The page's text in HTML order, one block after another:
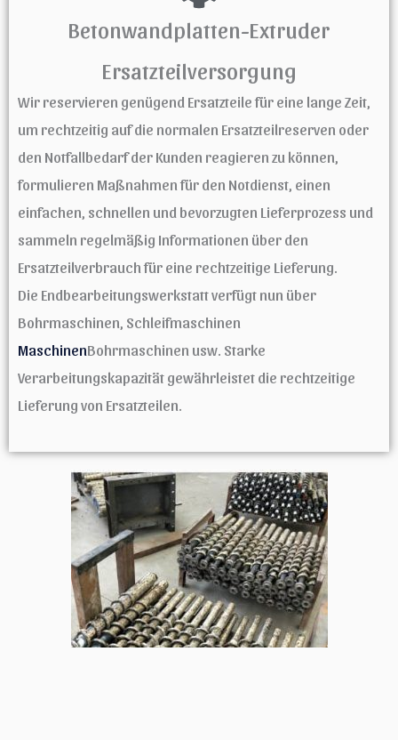
Betonwandplatten-Extruder
Ersatzteilversorgung
Wir reservieren genügend Ersatzteile für eine lange Zeit,
um rechtzeitig auf die normalen Ersatzteilreserven oder
den Notfallbedarf der Kunden reagieren zu können,
formulieren Maßnahmen für den Notdienst, einen
einfachen, schnellen und bevorzugten Lieferprozess und
sammeln regelmäßig Informationen über den
Ersatzteilverbrauch für eine rechtzeitige Lieferung.
Die Endbearbeitungswerkstatt verfügt nun über
Bohrmaschinen, Schleifmaschinen
MaschinenBohrmaschinen usw. Starke
Verarbeitungskapazität gewährleistet die rechtzeitige
Lieferung von Ersatzteilen.